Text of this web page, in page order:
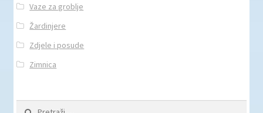
Vaze za groblje
Žardinjere
Zdjele i posude
Zimnica
Pretraži: